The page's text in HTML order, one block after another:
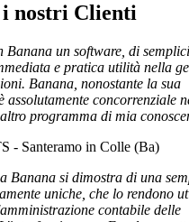
i nostri Clienti
Banana un software, di
e pratica utilità nella
Banana, nonostante la sua
assolutamente concorrenziale
programma di mia
- Santeramo in Colle (Ba)
Banana si dimostra di una
uniche, che lo rendono
contabile delle